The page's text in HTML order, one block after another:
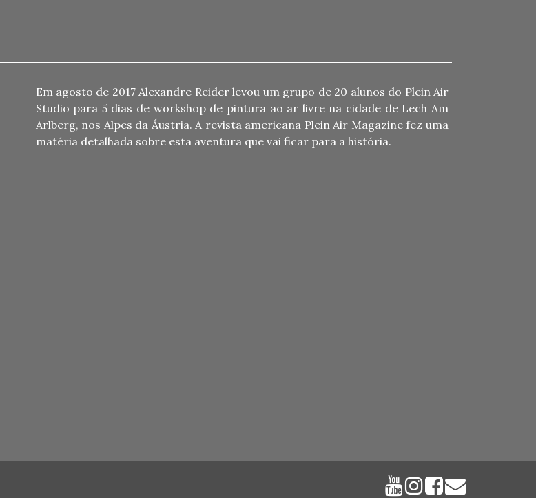
Em agosto de 2017 Alexandre Reider levou um grupo de 20 alunos do Plein Air
Studio para 5 dias de workshop de pintura ao ar livre na cidade de Lech Am
Arlberg, nos Alpes da Áustria. A revista americana Plein Air Magazine fez uma
matéria detalhada sobre esta aventura que vai ficar para a história.